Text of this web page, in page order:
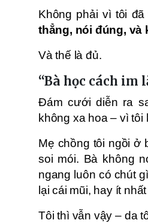
Không phải vì tôi
thẳng, nói đúng,
Và thế là đủ.
“Bà học cách im
Đám cưới diễn ra
không xa hoa – vì
Mẹ chồng tôi ngồi ở
soi mói. Bà không
ngang luôn có chút
lại cái mũi, hay ít
Tôi thì vẫn vậy – da